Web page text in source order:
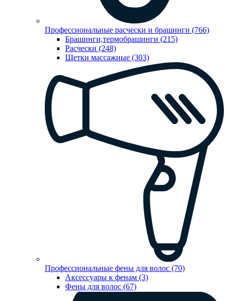
Профессиональные расчески и брашинги (766)
Брашинги,термобрашинги (215)
Расчески (248)
Щетки массажные (303)
Профессиональные фены для волос (70)
Аксессуары к фенам (3)
Фены для волос (67)